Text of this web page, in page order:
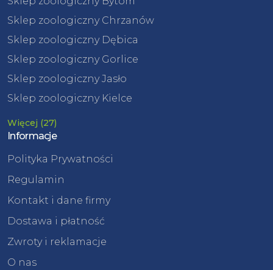
Sklep zoologiczny Chrzanów
Sklep zoologiczny Dębica
Sklep zoologiczny Gorlice
Sklep zoologiczny Jasło
Sklep zoologiczny Kielce
Więcej (27)
Informacje
Polityka Prywatności
Regulamin
Kontakt i dane firmy
Dostawa i płatność
Zwroty i reklamacje
O nas